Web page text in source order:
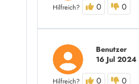
Hilfreich? 0 0
Benutzer
16 Jul 2024
Hilfreich? 0 0